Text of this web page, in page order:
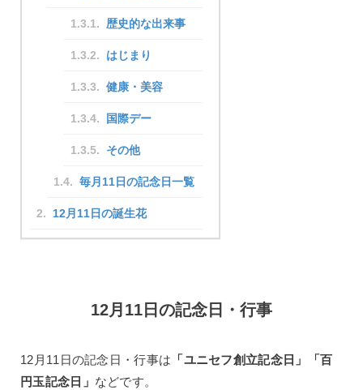
歴史的な出来事
はじまり
健康・美容
国際デー
その他
毎月11日の記念日一覧
12月11日の誕生花
12月11日の記念日・行事
12月11日の記念日・行事は 「ユニセフ創立記念日」「百
円玉記念日」 などです。